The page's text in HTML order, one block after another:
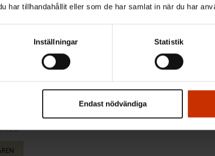
har tillhandahållit eller som de har samlat in när du har
Inställningar Statistik
Endast nödvändiga
femårsperiod!